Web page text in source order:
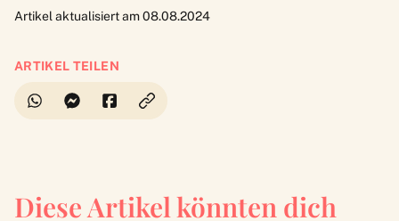
Artikel aktualisiert am 08.08.2024
ARTIKEL TEILEN
Diese Artikel könnten dich